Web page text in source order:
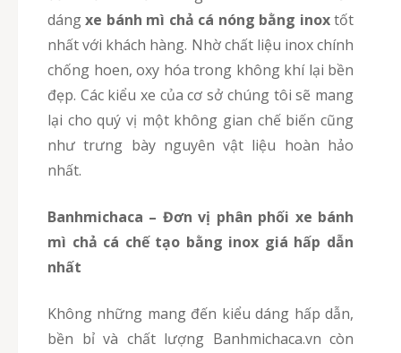
dángxe bánh mì chả cá nóng bằng inoxtốt
nhất với khách hàng. Nhờ chất liệu inox chính
chống hoen, oxy hóa trong không khí lại bền
đẹp. Các kiểu xe của cơ sở chúng tôi sẽ mang
lại cho quý vị một không gian chế biến cũng
như trưng bày nguyên vật liệu hoàn hảo
nhất.
Banhmichaca – Đơn vị phân phối xe bánh
mì chả cá chế tạo bằng inox giá hấp dẫn
nhất
Không những mang đến kiểu dáng hấp dẫn,
bền bỉ và chất lượng Banhmichaca.vn còn